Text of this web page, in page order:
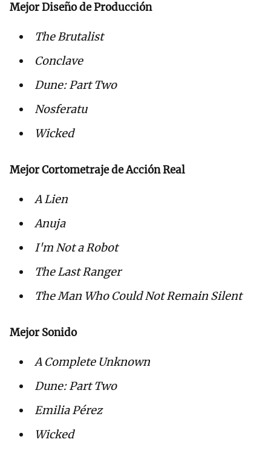
Mejor Diseño de Producción
The Brutalist
Conclave
Dune: Part Two
Nosferatu
Wicked
Mejor Cortometraje de Acción Real
A Lien
Anuja
I'm Not a Robot
The Last Ranger
The Man Who Could Not Remain Silent
Mejor Sonido
A Complete Unknown
Dune: Part Two
Emilia Pérez
Wicked